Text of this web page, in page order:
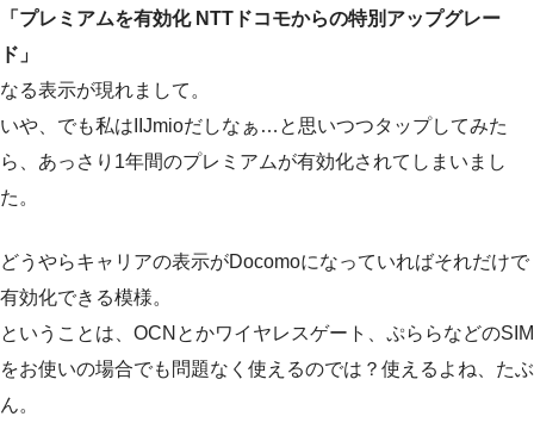
「プレミアムを有効化 NTTドコモからの特別アップグレー
ド」
なる表示が現れまして。
いや、でも私はIIJmioだしなぁ…と思いつつタップしてみた
ら、あっさり1年間のプレミアムが有効化されてしまいまし
た。
どうやらキャリアの表示がDocomoになっていればそれだけで
有効化できる模様。
ということは、OCNとかワイヤレスゲート、ぷららなどのSIM
をお使いの場合でも問題なく使えるのでは？使えるよね、たぶ
ん。